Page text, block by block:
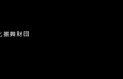
振興財団